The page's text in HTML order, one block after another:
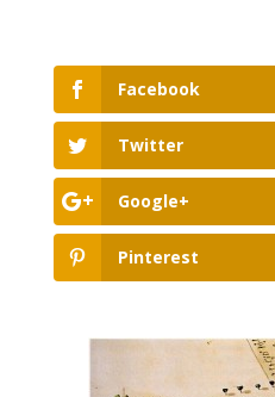
Facebook
Twitter
Google+
Pinterest